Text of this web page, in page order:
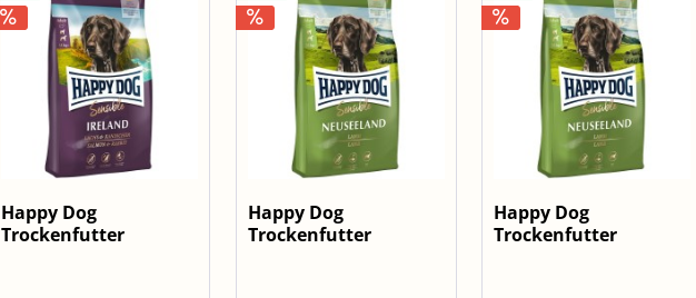
Happy Dog
Trockenfutter
Happy Dog
Trockenfutter
Happy Dog
Trockenfutter